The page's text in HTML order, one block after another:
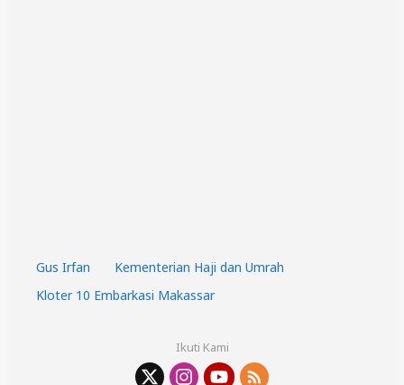
Gus Irfan
Kementerian Haji dan Umrah
Kloter 10 Embarkasi Makassar
Ikuti Kami